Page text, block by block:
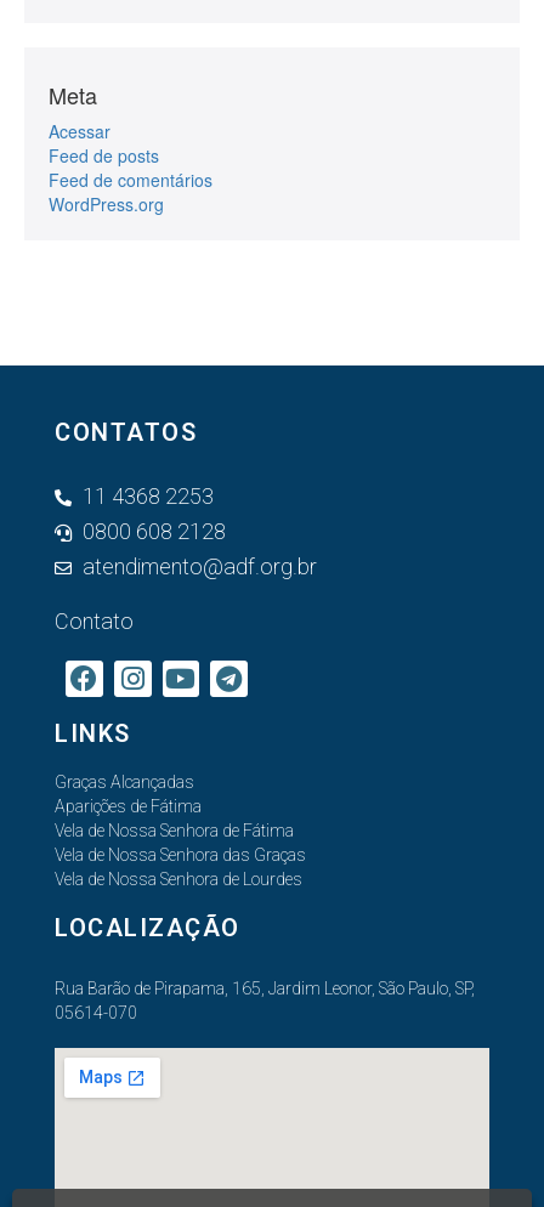
Meta
Acessar
Feed de posts
Feed de comentários
WordPress.org
CONTATOS
11 4368 2253
0800 608 2128
atendimento@adf.org.br
Contato
LINKS
Graças Alcançadas
Aparições de Fátima
Vela de Nossa Senhora de Fátima
Vela de Nossa Senhora das Graças
Vela de Nossa Senhora de Lourdes
LOCALIZAÇÃO
Rua Barão de Pirapama, 165, Jardim Leonor, São Paulo, SP,
05614-070